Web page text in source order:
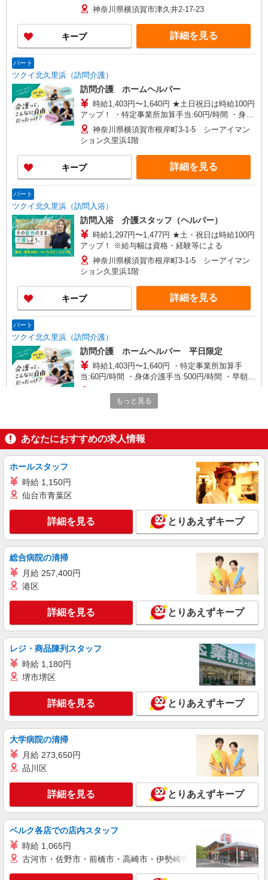
※給与幅は資格・経験等による
神奈川県横須賀市津久井2-17-23
キープ 詳細を見る
パート
ツクイ北久里浜（訪問介護）
訪問介護 ホームヘルパー
時給1,403円〜1,640円 ★土日祝日は時給100円
アップ！ ・特定事業所加算手当:60円/時間 ・身体
介護手当:500円/時間 ・早朝夜間深夜手当:300円/
時間 （18:00〜翌07:59の時間帯） ・ICT手
当:2,000円/月 ・深夜割増は別途支給 ・ケア→ケ
アの移動時間も賃金（時給）を支給 ※給与幅は資
格・経験等による
神奈川県横須賀市根岸町3-1-5 シーアイマン
ション久里浜1階
キープ 詳細を見る
パート
ツクイ北久里浜（訪問入浴）
訪問入浴 介護スタッフ（ヘルパー）
時給1,297円〜1,477円 ★土・祝日は時給100円
アップ！ ※給与幅は資格・経験等による
神奈川県横須賀市根岸町3-1-5 シーアイマン
ション久里浜1階
キープ 詳細を見る
パート
ツクイ北久里浜（訪問介護）
訪問介護 ホームヘルパー 平日限定
時給1,403円〜1,640円 ・特定事業所加算手
当:60円/時間 ・身体介護手当:500円/時間 ・早朝夜
間深夜手当:300円/時間 （18:00〜翌07:59の時間
帯） ・ICT手当:2,000円/月 ・深夜割増は別途支給
・ケア→ケアの移動時間も賃金（時給）を支給 ※
神奈川県横須賀市根岸町3-1-5 シーアイマン
ション久里浜1階
キープ 詳細を見る
パート
ツクイ横須賀光風台グループホーム
グループホーム 夜勤専従介護スタッフ（ケア
時給1,225円〜1,437円 ★土日祝日は時給100円
アップ！ ・夜勤手当:5,000円/回 ※給与幅は資
神奈川県横須賀市光風台29-18
キープ 詳細を見る
正社員
SOMPOケア ラヴィーレ衣笠山公園/5085aa1
介護スタッフ
【介護福祉士】 月給：285,800円 年収例：384
万円〜 【実務者研修】 月給：265,000円 年収例：
358万円〜 【初任者研修・無資格】 月給：
がい向上手当、日祝手当（月平均2回分）、夜勤手
当（月平均5回分）等、毎月平均的に支払われる手
当を含みます。 ※介護福祉士のみ、特別職務手当
も含む ◎残業時は別途時間外手当支給（超過1
分〜） ◎賞与 基本給2.08ヶ月分/年支給
神奈川県横須賀市小矢部4-8-15
詳細を見る
SOMPOケア ラヴィーレ横須賀/5087aa1
【介護福祉士】 月給：285,800円 年収例：384
万円〜 【実務者研修】 月給：265,000円 年収例：
259,200円 年収例：350万円〜 ※職務手当、働き
がい向上手当、日祝手当（月平均2回分）、夜勤手
当（月平均5回分）等、毎月平均的に支払われる手
当を含みます。 ※介護福祉士のみ、特別職務手当
も含む ◎残業時は別途時間外手当支給（超過1
分〜） ◎賞与 基本給2.08ヶ月分/年支給
キープ 詳細を見る
正社員
SOMPOケア ラヴィーレ湘南鷹取/5306aa1
介護スタッフ
【介護福祉士】 月給：285,800円 年収例：384
もっと見る
あなたにおすすめの求人情報
ホールスタッフ
時給 1,150円
仙台市青葉区
詳細を見る とりあえずキープ
総合病院の清掃
月給 257,400円
港区
詳細を見る とりあえずキープ
レジ・商品陳列スタッフ
時給 1,180円
堺市堺区
詳細を見る とりあえずキープ
大学病院の清掃
月給 273,650円
品川区
詳細を見る とりあえずキープ
ベルク各店での店内スタッフ
時給 1,065円
古河市・佐野市・前橋市・高崎市・伊勢崎市・太田市・館林市